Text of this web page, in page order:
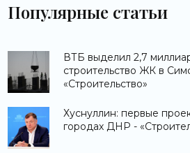
Популярные статьи
ВТБ выделил 2,7
строительство ЖК в
«Строительство»
Хуснуллин: первые
городах ДНР -